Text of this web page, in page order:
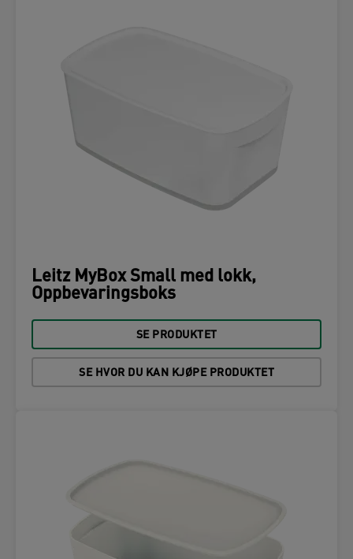
Leitz MyBox Small med lokk,
Oppbevaringsboks
SE PRODUKTET
SE HVOR DU KAN KJØPE PRODUKTET